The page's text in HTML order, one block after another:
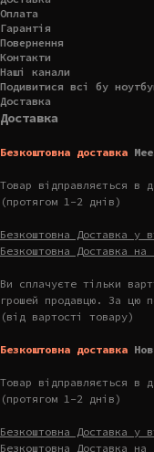
Оплата
Гарантія
Повернення
Контакти
Наші канали
Подивитися всі бу
Доставка
Доставка
Безкоштовна доставка
Товар відправляється в
(протягом 1-2 днів)
Безкоштовна Доставка у
Безкоштовна Доставка на
Ви сплачуєте тільки
грошей продавцю. За цю
(від вартості товару)
Безкоштовна доставка
Товар відправляється в
(протягом 1-2 днів)
Безкоштовна Доставка у
Безкоштовна Доставка на